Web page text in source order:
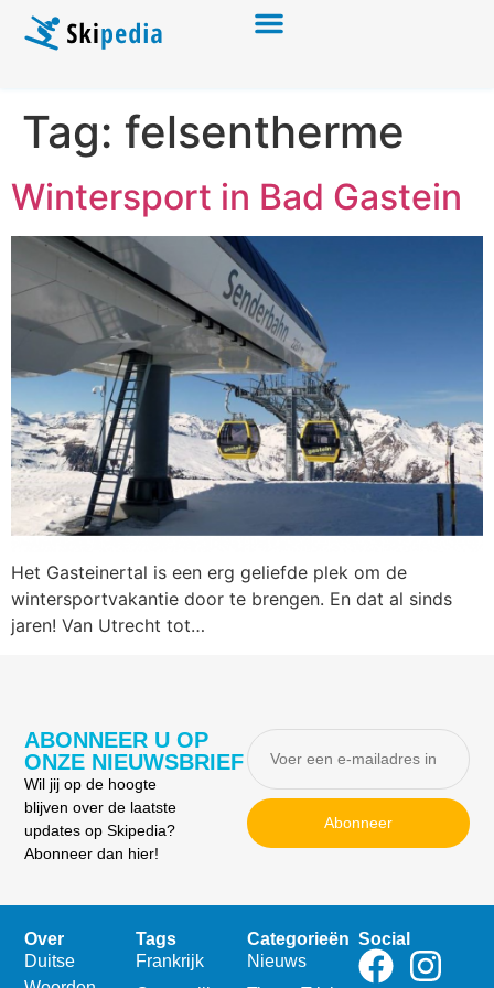
Tag: felsentherme
Wintersport in Bad Gastein
Het Gasteinertal is een erg geliefde plek om de
wintersportvakantie door te brengen. En dat al sinds
jaren! Van Utrecht tot…
ABONNEER U OP
ONZE NIEUWSBRIEF
Wil jij op de hoogte
blijven over de laatste
updates op Skipedia?
Abonneer dan hier!
Abonneer
Over
Duitse
Tags
Frankrijk
Categorieën
Nieuws
Social